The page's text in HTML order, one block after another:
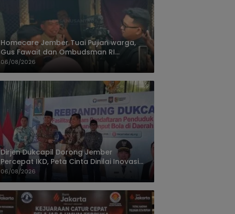
Homecare Jember Tuai Pujian warga,
Gus Fawait dan Ombudsman RI
Saksikan Layanan Kesehatan Rumah
Pasien
06/08/2026
Dirjen Dukcapil Dorong Jember
Percepat IKD, Peta Cinta Dinilai Inovasi
Pelayanan Terbaik
06/08/2026